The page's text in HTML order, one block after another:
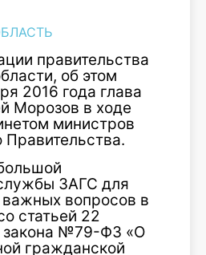
правительства
об этом
2016 года глава
Морозов в ходе
министров
Правительства.
ЗАГС для
вопросов в
статьей 22
закона №79-ФЗ «О
гражданской